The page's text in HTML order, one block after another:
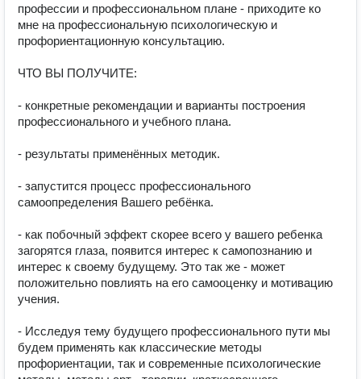
профессии и профессиональном плане -​ приходите ко
мне на профессиональную психологическую и
профориентационную консультацию.
ЧТО ВЫ ПОЛУЧИТЕ:
- конкретные рекомендации и варианты построения
профессионального и учебного плана.
- результаты применённых методик.
- запустится процесс профессионального
самоопределения Вашего ребёнка.
- как побочный эффект скорее всего у вашего ребенка
загорятся глаза, появится интерес к самопознанию и
интерес к своему будущему. Это так же - может
положительно повлиять на его самооценку и мотивацию
учения.
-​ Исследуя тему будущего профессионального пути мы
будем применять как классические методы
профориентации, так и современные психологические